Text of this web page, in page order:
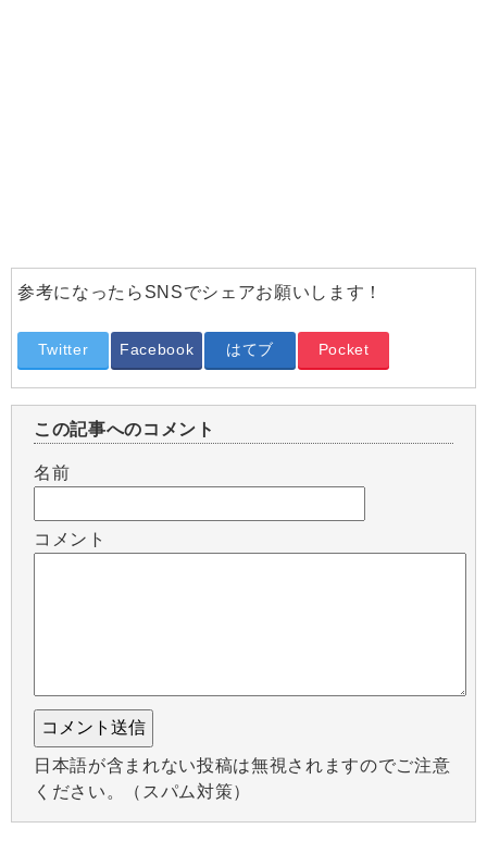
参考になったらSNSでシェアお願いします！
Twitter Facebook はてブ Pocket
この記事へのコメント
名前
コメント
日本語が含まれない投稿は無視されますのでご注意
ください。（スパム対策）